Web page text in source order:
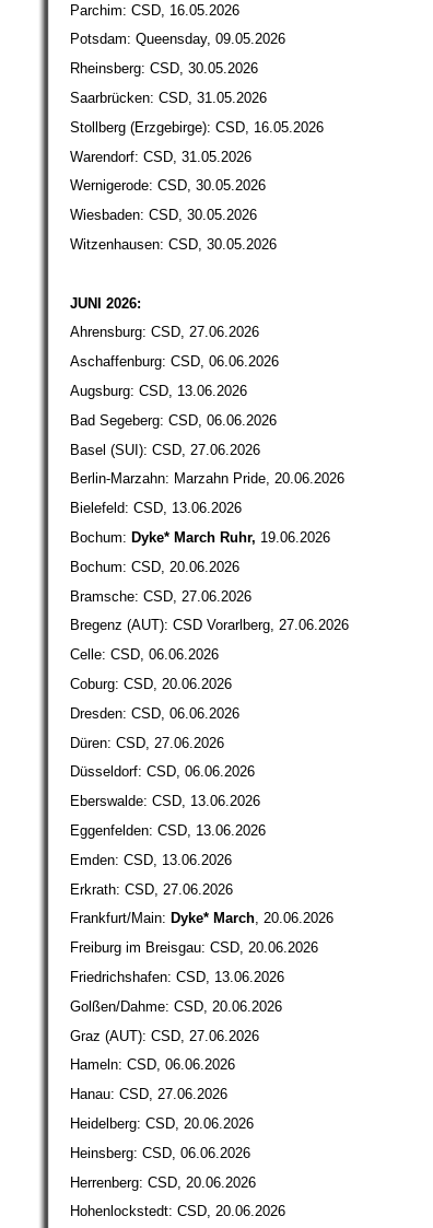
Parchim: CSD, 16.05.2026
Potsdam: Queensday, 09.05.2026
Rheinsberg: CSD, 30.05.2026
Saarbrücken: CSD, 31.05.2026
Stollberg (Erzgebirge): CSD, 16.05.2026
Warendorf: CSD, 31.05.2026
Wernigerode: CSD, 30.05.2026
Wiesbaden: CSD, 30.05.2026
Witzenhausen: CSD, 30.05.2026
JUNI 2026:
Ahrensburg: CSD, 27.06.2026
Aschaffenburg: CSD, 06.06.2026
Augsburg: CSD, 13.06.2026
Bad Segeberg: CSD, 06.06.2026
Basel (SUI): CSD, 27.06.2026
Berlin-Marzahn: Marzahn Pride, 20.06.2026
Bielefeld: CSD, 13.06.2026
Bochum: Dyke* March Ruhr, 19.06.2026
Bochum: CSD, 20.06.2026
Bramsche: CSD, 27.06.2026
Bregenz (AUT): CSD Vorarlberg, 27.06.2026
Celle: CSD, 06.06.2026
Coburg: CSD, 20.06.2026
Dresden: CSD, 06.06.2026
Düren: CSD, 27.06.2026
Düsseldorf: CSD, 06.06.2026
Eberswalde: CSD, 13.06.2026
Eggenfelden: CSD, 13.06.2026
Emden: CSD, 13.06.2026
Erkrath: CSD, 27.06.2026
Frankfurt/Main: Dyke* March, 20.06.2026
Freiburg im Breisgau: CSD, 20.06.2026
Friedrichshafen: CSD, 13.06.2026
Golßen/Dahme: CSD, 20.06.2026
Graz (AUT): CSD, 27.06.2026
Hameln: CSD, 06.06.2026
Hanau: CSD, 27.06.2026
Heidelberg: CSD, 20.06.2026
Heinsberg: CSD, 06.06.2026
Herrenberg: CSD, 20.06.2026
Hohenlockstedt: CSD, 20.06.2026